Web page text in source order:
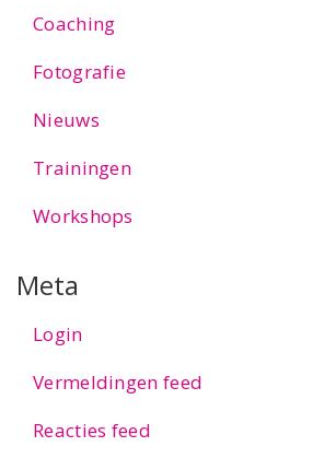
Coaching
Fotografie
Nieuws
Trainingen
Workshops
Meta
Login
Vermeldingen feed
Reacties feed